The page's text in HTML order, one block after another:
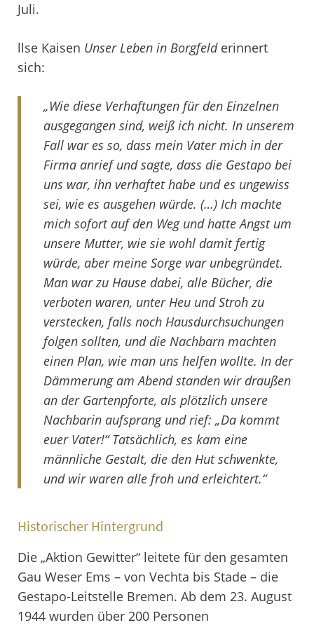
Juli.
llse Kaisen Unser Leben in Borgfelderinnert
sich:
„Wie diese Verhaftungen für den Einzelnen
ausgegangen sind, weiß ich nicht. In unserem
Fall war es so, dass mein Vater mich in der
Firma anrief und sagte, dass die Gestapo bei
uns war, ihn verhaftet habe und es ungewiss
sei, wie es ausgehen würde. (…) Ich machte
mich sofort auf den Weg und hatte Angst um
unsere Mutter, wie sie wohl damit fertig
würde, aber meine Sorge war unbegründet.
Man war zu Hause dabei, alle Bücher, die
verboten waren, unter Heu und Stroh zu
verstecken, falls noch Hausdurchsuchungen
folgen sollten, und die Nachbarn machten
einen Plan, wie man uns helfen wollte. In der
Dämmerung am Abend standen wir draußen
an der Gartenpforte, als plötzlich unsere
Nachbarin aufsprang und rief: „Da kommt
euer Vater!“ Tatsächlich, es kam eine
männliche Gestalt, die den Hut schwenkte,
und wir waren alle froh und erleichtert.“
Historischer Hintergrund
Die „Aktion Gewitter“ leitete für den gesamten
Gau Weser Ems – von Vechta bis Stade – die
Gestapo-Leitstelle Bremen. Ab dem 23. August
1944 wurden über 200 Personen